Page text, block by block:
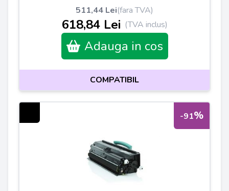
511,44 Lei(fara TVA)
618,84 Lei (TVA inclus)
Adauga in cos
COMPATIBIL
-91%